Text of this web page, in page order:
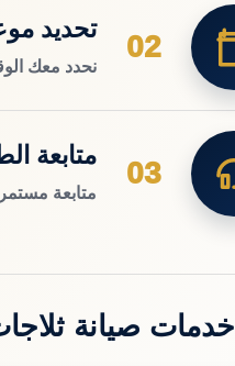
02
تحديد
نحدد معك
03
متابعة
متابعة
خدمات صيانة